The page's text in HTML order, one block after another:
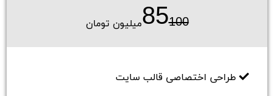
100
85میلیون تومان
طراحی اختصاصی قالب سایت